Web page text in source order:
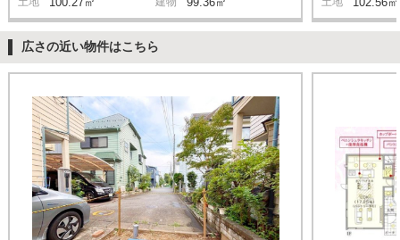
広さの近い物件はこちら